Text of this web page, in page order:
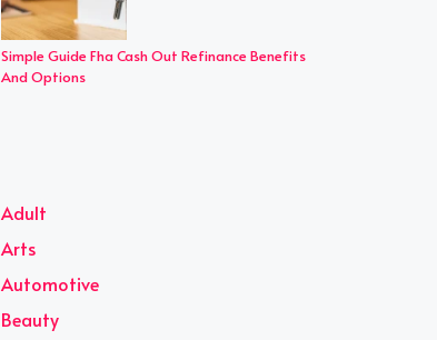
Simple Guide Fha Cash Out Refinance Benefits
And Options
Adult
Arts
Automotive
Beauty